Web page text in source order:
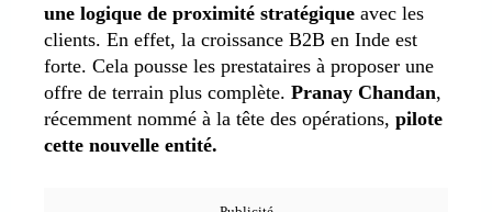
une logique de proximité stratégique avec les
clients. En effet, la croissance B2B en Inde est
forte. Cela pousse les prestataires à proposer une
offre de terrain plus complète. Pranay Chandan,
récemment nommé à la tête des opérations, pilote
cette nouvelle entité.